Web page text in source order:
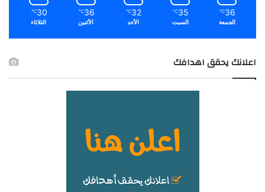
36
℃
الجمعة
35
℃
السبت
32
℃
الأحد
36
℃
الأثنين
30
℃
الثلاثاء
اعلانك يحقق اهدافك